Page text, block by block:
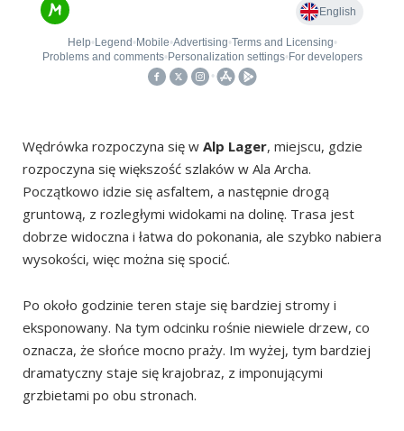
Wędrówka rozpoczyna się w Alp Lager, miejscu, gdzie
rozpoczyna się większość szlaków w Ala Archa.
Początkowo idzie się asfaltem, a następnie drogą
gruntową, z rozległymi widokami na dolinę. Trasa jest
dobrze widoczna i łatwa do pokonania, ale szybko nabiera
wysokości, więc można się spocić.
Po około godzinie teren staje się bardziej stromy i
eksponowany. Na tym odcinku rośnie niewiele drzew, co
oznacza, że ​​słońce mocno praży. Im wyżej, tym bardziej
dramatyczny staje się krajobraz, z imponującymi
grzbietami po obu stronach.